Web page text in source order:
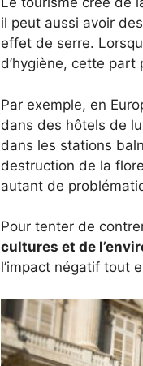
il peut aussi avoir
effet de serre.
d’hygiène, cette part
Par exemple, en
dans des hôtels de
dans les stations
destruction de la
autant de
Pour tenter de
cultures et de
l’impact négatif tout